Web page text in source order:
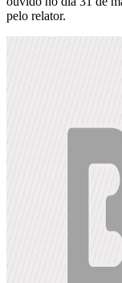
pelo relator.